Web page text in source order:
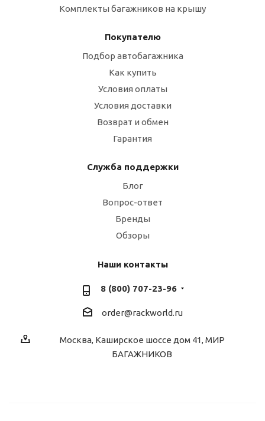
Комплекты багажников на крышу
Покупателю
Подбор автобагажника
Как купить
Условия оплаты
Условия доставки
Возврат и обмен
Гарантия
Служба поддержки
Блог
Вопрос-ответ
Бренды
Обзоры
Наши контакты
8 (800) 707-23-96
order@rackworld.ru
Москва, Каширское шоссе дом 41, МИР
БАГАЖНИКОВ